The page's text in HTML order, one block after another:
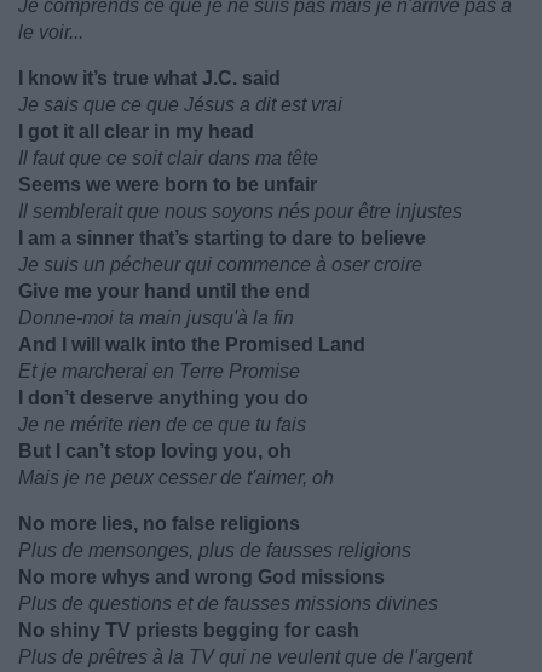
Je comprends ce que je ne suis pas mais je n'arrive pas à
le voir...
I know it’s true what J.C. said
Je sais que ce que Jésus a dit est vrai
I got it all clear in my head
Il faut que ce soit clair dans ma tête
Seems we were born to be unfair
Il semblerait que nous soyons nés pour être injustes
I am a sinner that’s starting to dare to believe
Je suis un pécheur qui commence à oser croire
Give me your hand until the end
Donne-moi ta main jusqu'à la fin
And I will walk into the Promised Land
Et je marcherai en Terre Promise
I don’t deserve anything you do
Je ne mérite rien de ce que tu fais
But I can’t stop loving you, oh
Mais je ne peux cesser de t'aimer, oh
No more lies, no false religions
Plus de mensonges, plus de fausses religions
No more whys and wrong God missions
Plus de questions et de fausses missions divines
No shiny TV priests begging for cash
Plus de prêtres à la TV qui ne veulent que de l'argent